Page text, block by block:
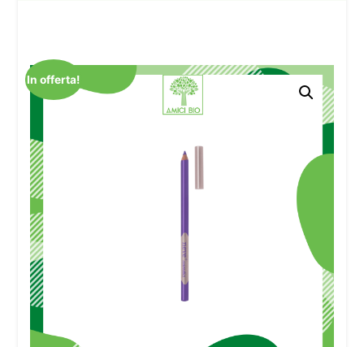
In offerta!